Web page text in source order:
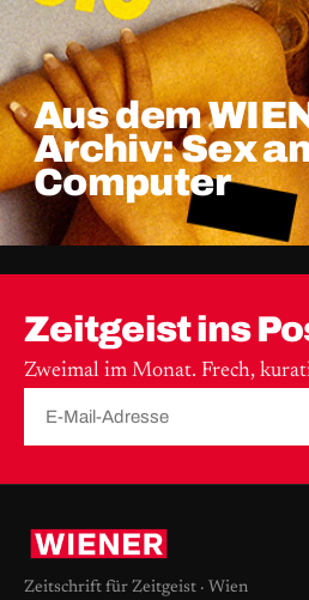
Aus dem
Archiv: Sex
Computer
Zeitgeist ins
Zweimal im Monat. Frech,
Zeitschrift für Zeitgeist · Wien